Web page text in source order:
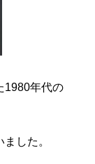
1980年代の
した。